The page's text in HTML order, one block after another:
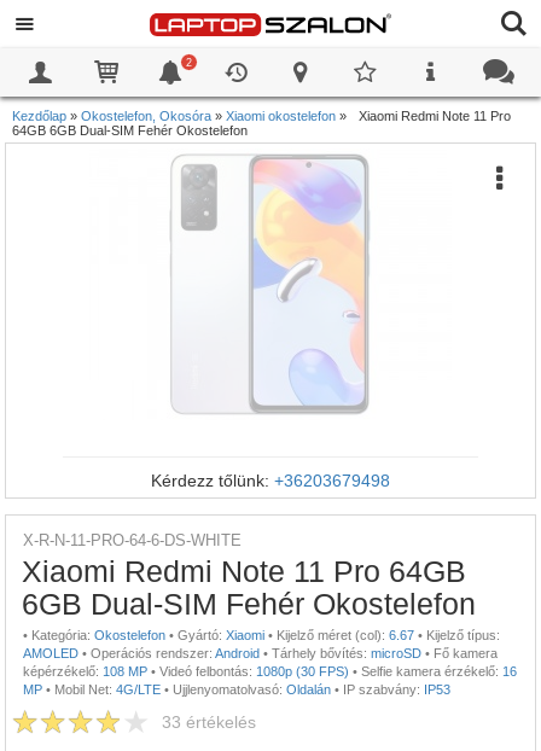
2
Kezdőlap » Okostelefon, Okosóra » Xiaomi okostelefon »
Xiaomi Redmi Note 11 Pro
64GB 6GB Dual-SIM Fehér Okostelefon
Kérdezz tőlünk: +36203679498
X-R-N-11-PRO-64-6-DS-WHITE
Xiaomi Redmi Note 11 Pro 64GB
6GB Dual-SIM Fehér Okostelefon
• Kategória: Okostelefon • Gyártó: Xiaomi • Kijelző méret (col): 6.67 • Kijelző típus:
AMOLED • Operációs rendszer: Android • Tárhely bővítés: microSD • Fő kamera
képérzékelő: 108 MP • Videó felbontás: 1080p (30 FPS) • Selfie kamera érzékelő: 16
MP • Mobil Net: 4G/LTE • Ujjlenyomatolvasó: Oldalán • IP szabvány: IP53
33 értékelés
0
0